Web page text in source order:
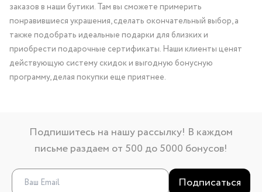
заказов в наши бутики. Там вы сможете примерить
понравившиеся украшения, сделать окончательный выбор, а
также подобрать идеальные подарки для близких и
приобрести подарочные сертификаты. Наши клиенты ценят
действующую систему скидок и выгодную бонусную
программу, делая покупки еще приятнее.
Подпишитесь на нашу рассылку! В каждом
письме раздаем от 500 до 5000 бонусов!
Подписаться